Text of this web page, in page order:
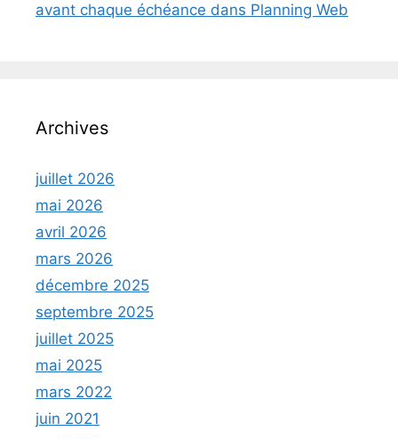
avant chaque échéance dans Planning Web
Archives
juillet 2026
mai 2026
avril 2026
mars 2026
décembre 2025
septembre 2025
juillet 2025
mai 2025
mars 2022
juin 2021